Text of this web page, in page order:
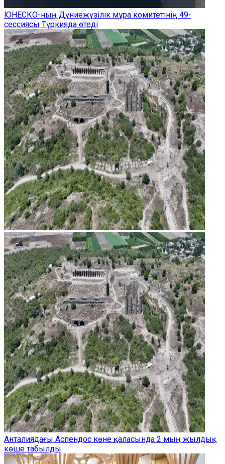
ЮНЕСКО-ның Дүниежүзілік мұра комитетінің 49-
сессиясы Түркияда өтеді
Анталиядағы Аспендос көне қаласында 2 мың жылдық
көше табылды